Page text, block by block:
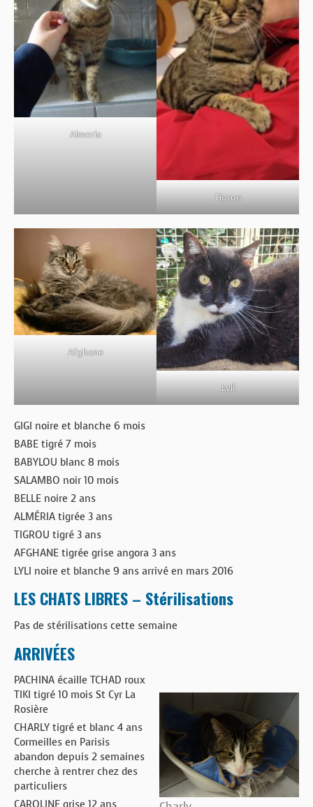
Almeria
Tigrou
Afghane
Lyli
GIGI noire et blanche 6 mois
BABE tigré 7 mois
BABYLOU blanc 8 mois
SALAMBO noir 10 mois
BELLE noire 2 ans
ALMÉRIA tigrée 3 ans
TIGROU tigré 3 ans
AFGHANE tigrée grise angora 3 ans
LYLI noire et blanche 9 ans arrivé en mars 2016
LES CHATS LIBRES – Stérilisations
Pas de stérilisations cette semaine
ARRIVÉES
PACHINA écaille TCHAD roux
TIKI tigré 10 mois St Cyr La
Rosière
CHARLY tigré et blanc 4 ans
Cormeilles en Parisis
abandon depuis 2 semaines
cherche à rentrer chez des
particuliers